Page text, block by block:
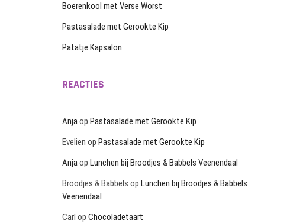
Boerenkool met Verse Worst
Pastasalade met Gerookte Kip
Patatje Kapsalon
REACTIES
Anjaop Pastasalade met Gerookte Kip
Evelien op Pastasalade met Gerookte Kip
Anjaop Lunchen bij Broodjes & Babbels Veenendaal
Broodjes & Babbels op Lunchen bij Broodjes & Babbels
Veenendaal
Carl op Chocoladetaart